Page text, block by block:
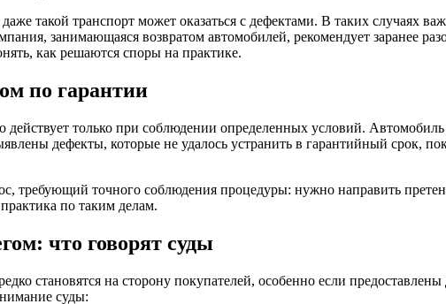
такой транспорт может оказаться с дефектами. В таких случаях
занимающаяся возвратом автомобилей, рекомендует заранее
как решаются споры на практике.
по гарантии
действует только при соблюдении определенных условий.
дефекты, которые не удалось устранить в гарантийный срок,
требующий точного соблюдения процедуры: нужно направить
по таким делам.
: что говорят суды
становятся на сторону покупателей, особенно если предоставлены
суды: